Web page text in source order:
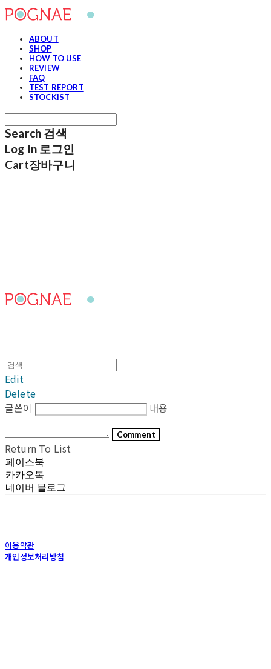
ABOUT
SHOP
HOW TO USE
REVIEW
FAQ
TEST REPORT
STOCKIST
Search 검색
Log In 로그인
Cart장바구니
Edit
Delete
글쓴이
내용
Comment
Return To List
페이스북
카카오톡
네이버 블로그
이용약관
개인정보처리방침